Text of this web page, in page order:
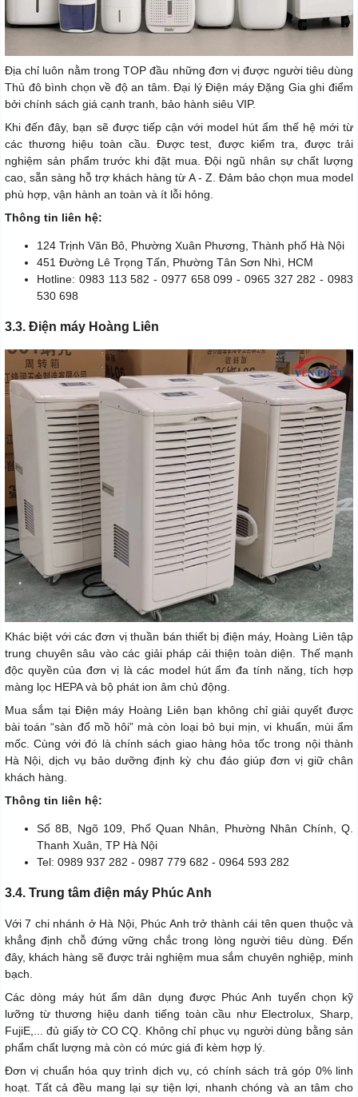
Địa chỉ luôn nằm trong TOP đầu những đơn vị được người tiêu dùng
Thủ đô bình chọn về độ an tâm. Đại lý Điện máy Đặng Gia ghi điểm
bởi chính sách giá cạnh tranh, bảo hành siêu VIP.
Khi đến đây, bạn sẽ được tiếp cận với model hút ẩm thế hệ mới từ
các thương hiệu toàn cầu. Được test, được kiểm tra, được trải
nghiệm sản phẩm trước khi đặt mua. Đội ngũ nhân sự chất lượng
cao, sẵn sàng hỗ trợ khách hàng từ A - Z. Đảm bảo chọn mua model
phù hợp, vận hành an toàn và ít lỗi hỏng.
Thông tin liên hệ:
124 Trịnh Văn Bô, Phường Xuân Phương, Thành phố Hà Nội
451 Đường Lê Trọng Tấn, Phường Tân Sơn Nhì, HCM
Hotline: 0983 113 582 - 0977 658 099 - 0965 327 282 - 0983
530 698
3.3. Điện máy Hoàng Liên
Khác biệt với các đơn vị thuần bán thiết bị điện máy, Hoàng Liên tập
trung chuyên sâu vào các giải pháp cải thiện toàn diện. Thế mạnh
độc quyền của đơn vị là các model hút ẩm đa tính năng, tích hợp
màng lọc HEPA và bộ phát ion âm chủ động.
Mua sắm tại Điện máy Hoàng Liên bạn không chỉ giải quyết được
bài toán “sàn đổ mồ hôi” mà còn loại bỏ bụi mịn, vi khuẩn, mùi ẩm
mốc. Cùng với đó là chính sách giao hàng hỏa tốc trong nội thành
Hà Nội, dịch vụ bảo dưỡng định kỳ chu đáo giúp đơn vị giữ chân
khách hàng.
Thông tin liên hệ:
Số 8B, Ngõ 109, Phố Quan Nhân, Phường Nhân Chính, Q.
Thanh Xuân, TP Hà Nội
Tel: 0989 937 282 - 0987 779 682 - 0964 593 282
3.4. Trung tâm điện máy Phúc Anh
Với 7 chi nhánh ở Hà Nội, Phúc Anh trở thành cái tên quen thuộc và
khẳng định chỗ đứng vững chắc trong lòng người tiêu dùng. Đến
đây, khách hàng sẽ được trải nghiệm mua sắm chuyên nghiệp, minh
bạch.
Các dòng máy hút ẩm dân dụng được Phúc Anh tuyển chọn kỹ
lưỡng từ thương hiệu danh tiếng toàn cầu như Electrolux, Sharp,
FujiE,... đủ giấy tờ CO CQ. Không chỉ phục vụ người dùng bằng sản
phẩm chất lượng mà còn có mức giá đi kèm hợp lý.
Đơn vị chuẩn hóa quy trình dịch vụ, có chính sách trả góp 0% linh
hoạt. Tất cả đều mang lại sự tiện lợi, nhanh chóng và an tâm cho